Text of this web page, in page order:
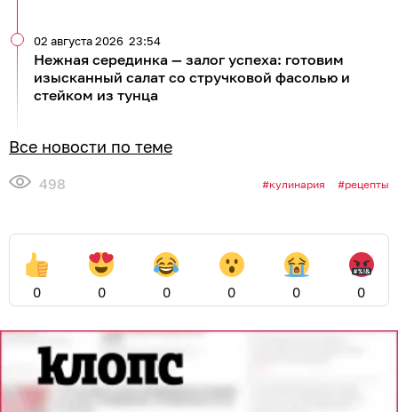
Нежная серединка — залог успеха: готовим
изысканный салат со стручковой фасолью и
стейком из тунца
02 августа 2026 23:54
Все новости по теме
498 кулинария рецепты
0 0 0 0 0 0